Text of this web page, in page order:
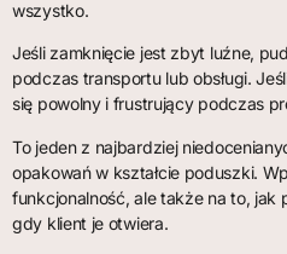
wszystko.
Jeśli zamknięcie jest zbyt luźne,
podczas transportu lub obsługi.
się powolny i frustrujący podczas
To jeden z najbardziej
opakowań w kształcie poduszki.
funkcjonalność, ale także na to, jak
gdy klient je otwiera.